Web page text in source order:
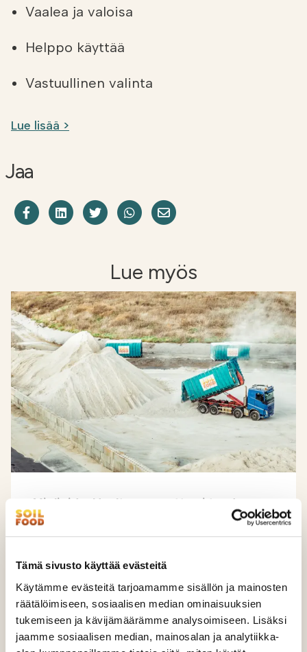
Tämä sivusto käyttää evästeitä
Käytämme evästeitä tarjoamamme sisällön ja mainosten
räätälöimiseen, sosiaalisen median ominaisuuksien
tukemiseen ja kävijämäärämme analysoimiseen. Lisäksi
jaamme sosiaalisen median, mainosalan ja analytiikka-
Vaalea ja valoisa
Helppo käyttää
Vastuullinen valinta
Lue lisää >
Jaa
Jaa Facebookissa
Share on LinkedIn
Jaa Twitterissä
Jaa WhatsAppissa
Lue myös
Mielipide: Huoltovarmuutta ei tuoda
laivalla